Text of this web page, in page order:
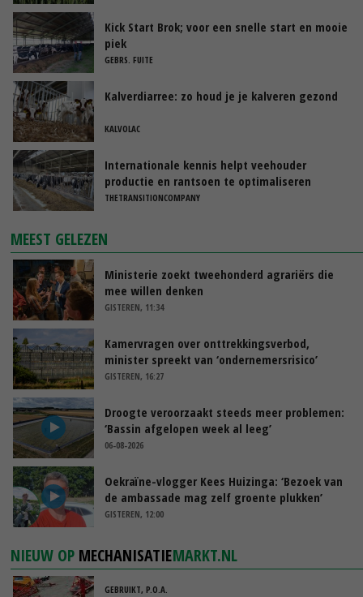
Kick Start Brok; voor een snelle start en mooie
piek
GEBRS. FUITE
Kalverdiarree: zo houd je je kalveren gezond
KALVOLAC
Internationale kennis helpt veehouder
productie en rantsoen te optimaliseren
THETRANSITIONCOMPANY
MEEST GELEZEN
Ministerie zoekt tweehonderd agrariërs die
mee willen denken
GISTEREN, 11:34
Kamervragen over onttrekkingsverbod,
minister spreekt van ‘ondernemersrisico’
GISTEREN, 16:27
Droogte veroorzaakt steeds meer problemen:
‘Bassin afgelopen week al leeg’
06-08-2026
Oekraïne-vlogger Kees Huizinga: ‘Bezoek van
de ambassade mag zelf groente plukken’
GISTEREN, 12:00
NIEUW OP MECHANISATIEMARKT.NL
GEBRUIKT, P.O.A.